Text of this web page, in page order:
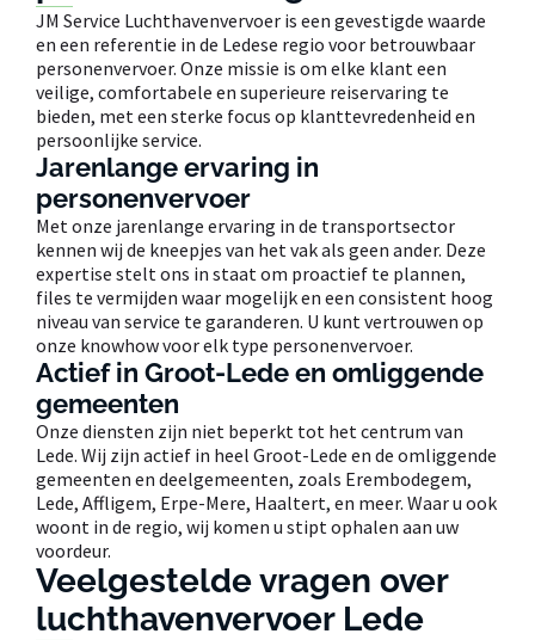
JM Service Luchthavenvervoer is een gevestigde waarde
en een referentie in de Ledese regio voor betrouwbaar
personenvervoer. Onze missie is om elke klant een
veilige, comfortabele en superieure reiservaring te
bieden, met een sterke focus op klanttevredenheid en
persoonlijke service.
Jarenlange ervaring in
personenvervoer
Met onze jarenlange ervaring in de transportsector
kennen wij de kneepjes van het vak als geen ander. Deze
expertise stelt ons in staat om proactief te plannen,
files te vermijden waar mogelijk en een consistent hoog
niveau van service te garanderen. U kunt vertrouwen op
onze knowhow voor elk type personenvervoer.
Actief in Groot-Lede en omliggende
gemeenten
Onze diensten zijn niet beperkt tot het centrum van
Lede. Wij zijn actief in heel Groot-Lede en de omliggende
gemeenten en deelgemeenten, zoals Erembodegem,
Lede, Affligem, Erpe-Mere, Haaltert, en meer. Waar u ook
woont in de regio, wij komen u stipt ophalen aan uw
voordeur.
Veelgestelde vragen over
luchthavenvervoer Lede